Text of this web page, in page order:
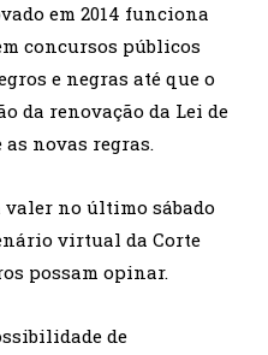
em 2014 funciona
concursos públicos
e negras até que o
da renovação da Lei de
novas regras.
no último sábado
virtual da Corte
possam opinar.
de